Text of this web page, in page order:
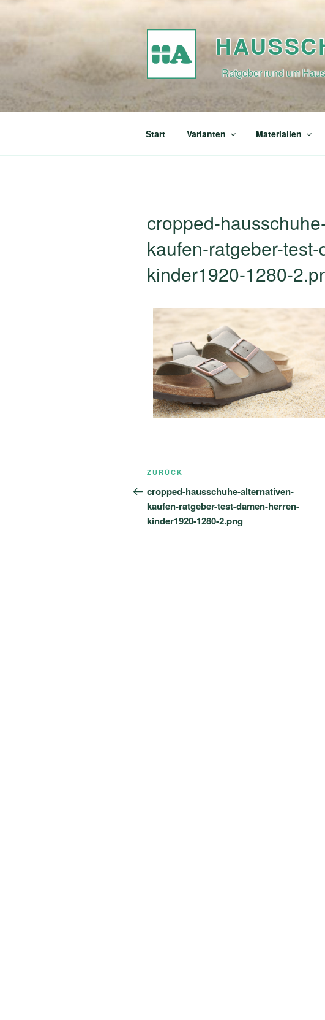
Ratgeber rund um
Start Varianten Materialien
cropped-
kaufen-ratgeber-
kinder1920-1280-
Beitragsnavigation
Vorheriger
Beitrag
ZURÜCK
cropped-hausschuhe-alternativen-
kaufen-ratgeber-test-damen-herren-
kinder1920-1280-2.png